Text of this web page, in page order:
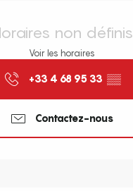
non définis
Voir les horaires
+33 4 68 95 33 ▒▒
Contactez-nous